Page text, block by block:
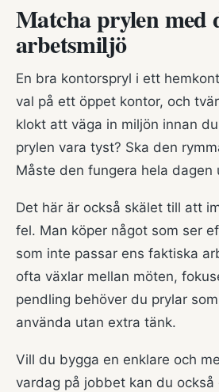
Matcha prylen med
arbetsmiljö
En bra kontorspryl i ett
val på ett öppet kontor, och
klokt att väga in miljön innan
prylen vara tyst? Ska den
Måste den fungera hela dagen
Det här är också skälet till att
fel. Man köper något som ser
som inte passar ens faktiska
ofta växlar mellan möten,
pendling behöver du prylar
använda utan extra tänk.
Vill du bygga en enklare och
vardag på jobbet kan du också